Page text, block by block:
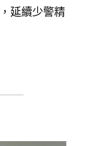
延續少警精